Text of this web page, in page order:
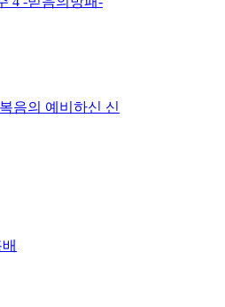
음의 예비하신 신